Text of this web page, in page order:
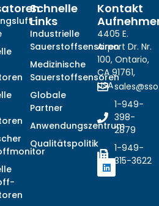
Schnelle
Links
Industrielle
Sauerstoffsensoren
Medizinische
Sauerstoffsensoren
Globale
Partner
Anwendungszentrum
Qualitätspolitik
Kontakt
4405 E.
Airport Dr. Nr.
100, Ontario,
CA 91761,
USA
1-949-
398-
2879
1-949-
315-3622